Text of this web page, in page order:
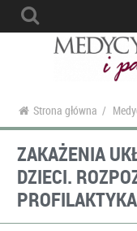
Strona główna /
ZAKAŻENIA
DZIECI.
PROFILAKTYKA